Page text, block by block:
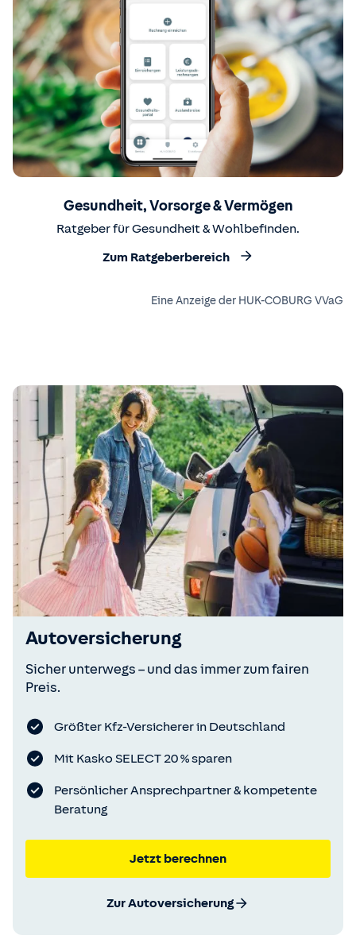
Gesundheit, Vorsorge & Vermögen
Ratgeber für Gesundheit & Wohlbefinden.
Zum Ratgeberbereich
Eine Anzeige der HUK-COBURG VVaG
Autoversicherung
Sicher unterwegs – und das immer zum fairen
Preis.
Größter Kfz-Versicherer in Deutschland
Mit Kasko SELECT 20 % sparen
Persönlicher Ansprechpartner & kompetente
Beratung
Jetzt berechnen
Zur Autoversicherung